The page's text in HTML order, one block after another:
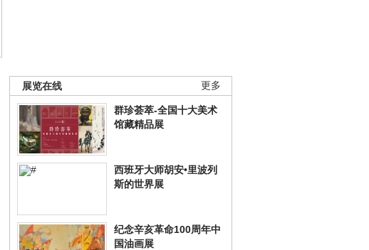
更多
展览在线
群珍荟萃-全国十大美术
馆藏精品展
西班牙大师胡安•里波列
斯的世界展
纪念辛亥革命100周年中
国油画展